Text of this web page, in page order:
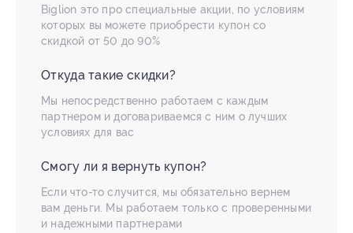
Biglion это про специальные акции, по условиям
которых вы можете приобрести купон со
скидкой от 50 до 90%
Откуда такие скидки?
Мы непосредственно работаем с каждым
партнером и договариваемся с ним о лучших
условиях для вас
Смогу ли я вернуть купон?
Если что-то случится, мы обязательно вернем
вам деньги. Мы работаем только с проверенными
и надежными партнерами